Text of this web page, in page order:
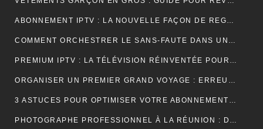
ABONNEMENT IPTV : LA NOUVELLE FAÇON DE REGARDER LA TÉLÉVISION
COMMENT ORCHESTRER LE SANS-FAUTE DANS UNE LOCATION SAISONNIÈRE ?
PREMIUM IPTV : LA TÉLÉVISION RÉINVENTÉE POUR UNE EXPÉRIENCE SUR MESURE
ORGANISER UN PREMIER GRAND VOYAGE : ERREURS À ÉVITER
3 ASTUCES POUR OPTIMISER VOTRE ABONNEMENT IPTV PREMIUM EN FRANCE
PHOTOGRAPHE PROFESSIONNEL À LA RÉUNION : DÉCOUVREZ L’EXPÉRIENCE UNIQUE D’UNE SÉANCE PHOTO EN STUDIO